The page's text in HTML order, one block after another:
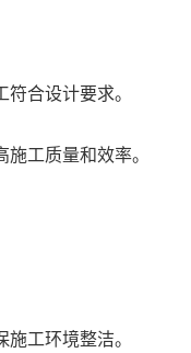
合设计要求。
工质量和效率。
工环境整洁。